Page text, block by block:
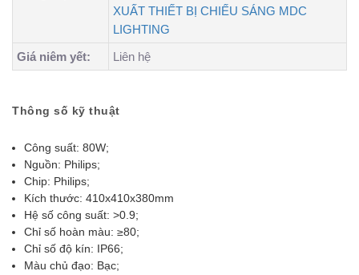
XUẤT THIẾT BỊ CHIẾU SÁNG MDC
LIGHTING
Giá niêm yết:
Liên hệ
Thông số kỹ thuật
Công suất: 80W;
Nguồn: Philips;
Chip: Philips;
Kích thước: 410x410x380mm
Hệ số công suất: >0.9;
Chỉ số hoàn màu: ≥80;
Chỉ số độ kín: IP66;
Màu chủ đạo: Bạc;